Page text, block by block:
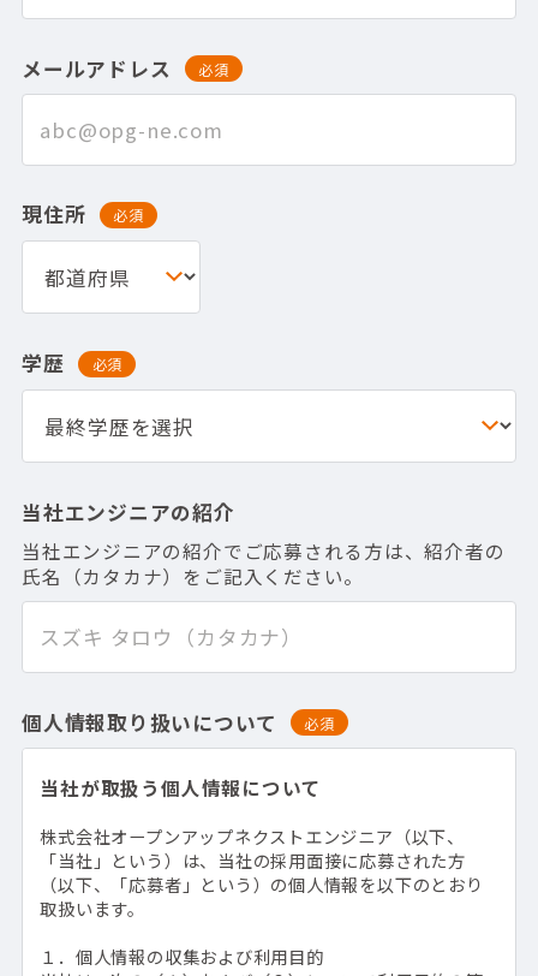
メールアドレス 必須
現住所 必須
学歴 必須
当社エンジニアの紹介
当社エンジニアの紹介でご応募される方は、紹介者の
氏名（カタカナ）をご記入ください。
個人情報取り扱いについて 必須
当社が取扱う個人情報について
株式会社オープンアップネクストエンジニア（以下、
「当社」という）は、当社の採用面接に応募された方
（以下、「応募者」という）の個人情報を以下のとおり
取扱います。
１．個人情報の収集および利用目的